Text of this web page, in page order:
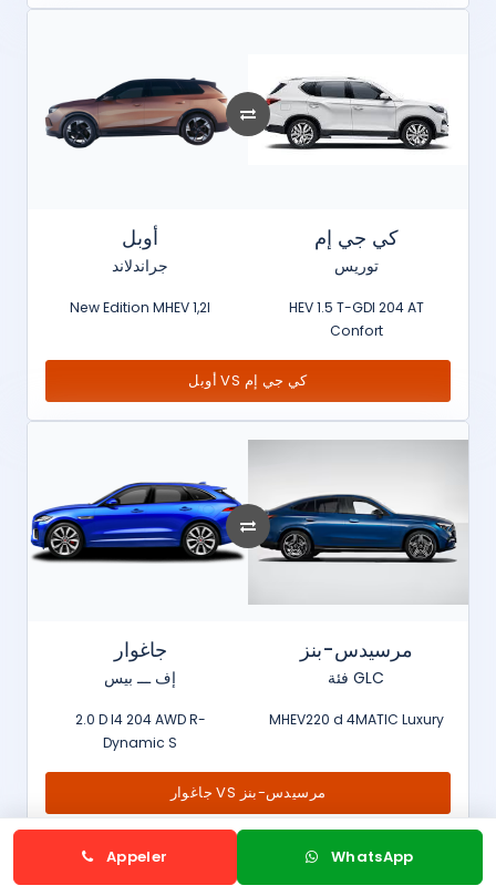
أوبل
جراندلاند
New Edition MHEV 1,2l
كي جي إم
توريس
HEV 1.5 T-GDI 204 AT
Confort
أوبل VS كي جي إم
جاغوار
إف ـــ بيس
2.0 D I4 204 AWD R-
Dynamic S
مرسيدس-بنز
فئة GLC
MHEV220 d 4MATIC Luxury
جاغوار VS مرسيدس-بنز
Toutes les comparaisons neuves
Appeler WhatsApp